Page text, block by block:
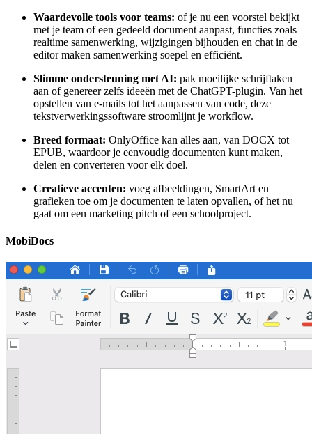
Waardevolle tools voor teams: of je nu een voorstel bekijkt
met je team of een gedeeld document aanpast, functies zoals
realtime samenwerking, wijzigingen bijhouden en chat in de
editor maken samenwerking soepel en efficiënt.
Slimme ondersteuning met AI: pak moeilijke schrijftaken
aan of genereer zelfs ideeën met de ChatGPT-plugin. Van het
opstellen van e-mails tot het aanpassen van code, deze
tekstverwerkingssoftware stroomlijnt je workflow.
Breed formaat: OnlyOffice kan alles aan, van DOCX tot
EPUB, waardoor je eenvoudig documenten kunt maken,
delen en converteren voor elk doel.
Creatieve accenten: voeg afbeeldingen, SmartArt en
grafieken toe om je documenten te laten opvallen, of het nu
gaat om een marketing pitch of een schoolproject.
MobiDocs